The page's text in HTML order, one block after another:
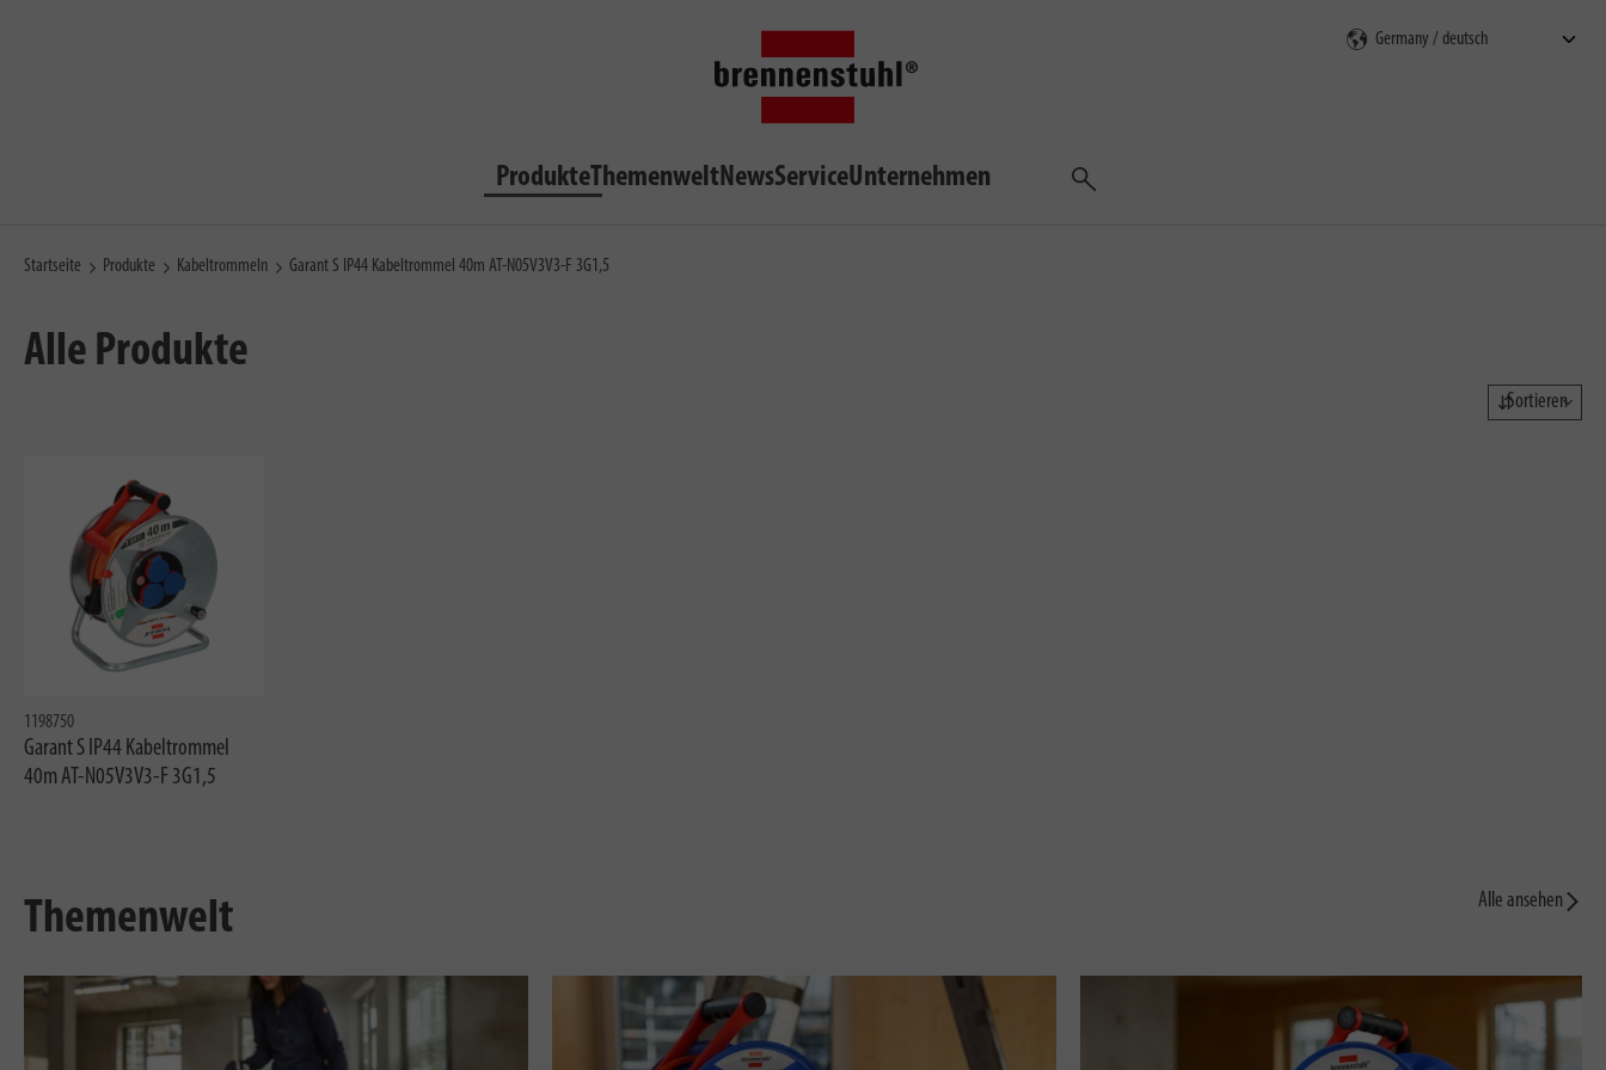
ProdukteThemenweltNewsServiceUnternehmen
Suchen
Startseite Produkte Kabeltrommeln Garant S IP44 Kabeltrommel 40m AT-N05V3V3-F 3G1,5
Alle Produkte
Sortieren
1198750
Garant S IP44 Kabeltrommel
40m AT-N05V3V3-F 3G1,5
Themenwelt Alle ansehen